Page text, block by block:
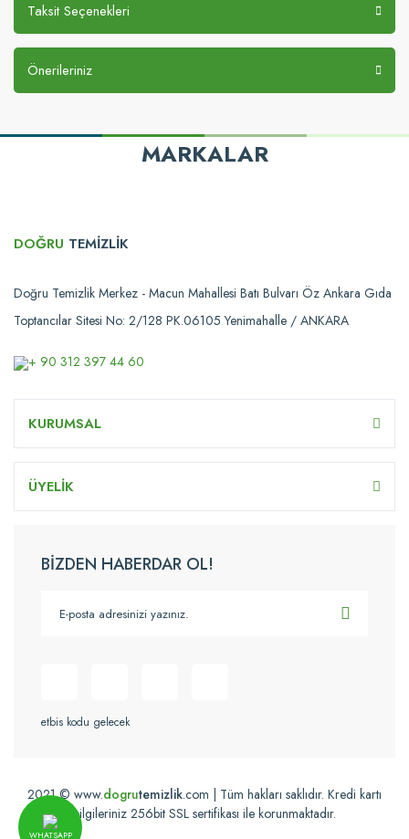
Taksit Seçenekleri
Önerileriniz
MARKALAR
DOĞRU TEMİZLİK
Doğru Temizlik Merkez - Macun Mahallesi Batı Bulvarı Öz Ankara Gıda
Toptancılar Sitesi No: 2/128 PK.06105 Yenimahalle / ANKARA
+ 90 312 397 44 60
KURUMSAL
ÜYELİK
BİZDEN HABERDAR OL!
etbis kodu gelecek
2021 © www.dogrutemizlik.com | Tüm hakları saklıdır. Kredi kartı
bilgileriniz 256bit SSL sertifikası ile korunmaktadır.
WHATSAPP